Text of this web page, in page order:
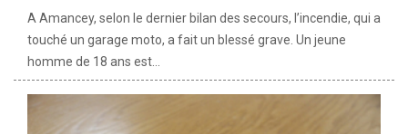
A Amancey, selon le dernier bilan des secours, l’incendie, qui a
touché un garage moto, a fait un blessé grave. Un jeune
homme de 18 ans est...